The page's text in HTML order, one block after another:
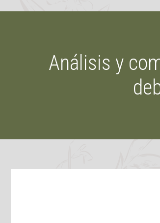
Análisis y